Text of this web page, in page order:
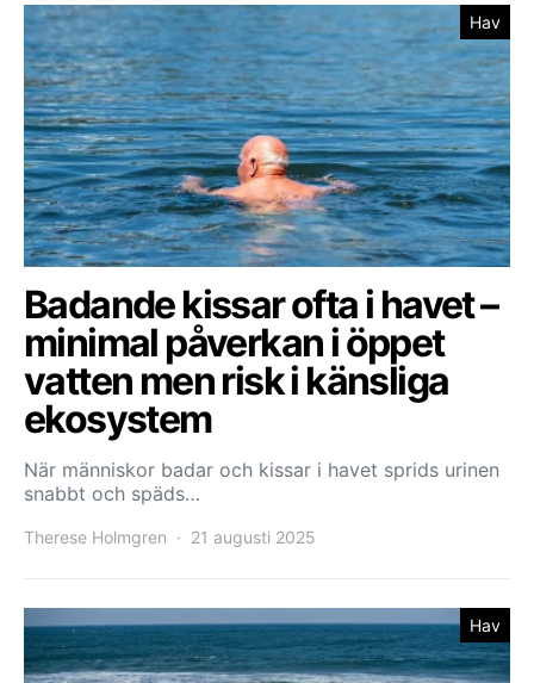
Hav
Badande kissar ofta i havet –
minimal påverkan i öppet
vatten men risk i känsliga
ekosystem
När människor badar och kissar i havet sprids urinen
snabbt och späds…
Therese Holmgren 21 augusti 2025
Hav